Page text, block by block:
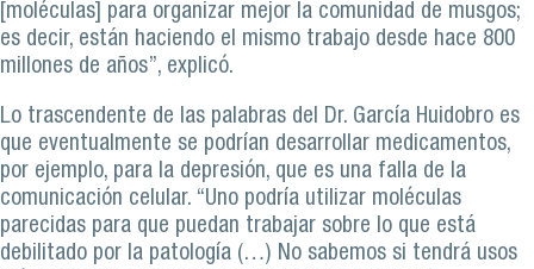
[moléculas] para organizar mejor la comunidad de musgos;
es decir, están haciendo el mismo trabajo desde hace 800
millones de años”, explicó.
Lo trascendente de las palabras del Dr. García Huidobro es
que eventualmente se podrían desarrollar medicamentos,
por ejemplo, para la depresión, que es una falla de la
comunicación celular. “Uno podría utilizar moléculas
parecidas para que puedan trabajar sobre lo que está
debilitado por la patología (…) No sabemos si tendrá usos